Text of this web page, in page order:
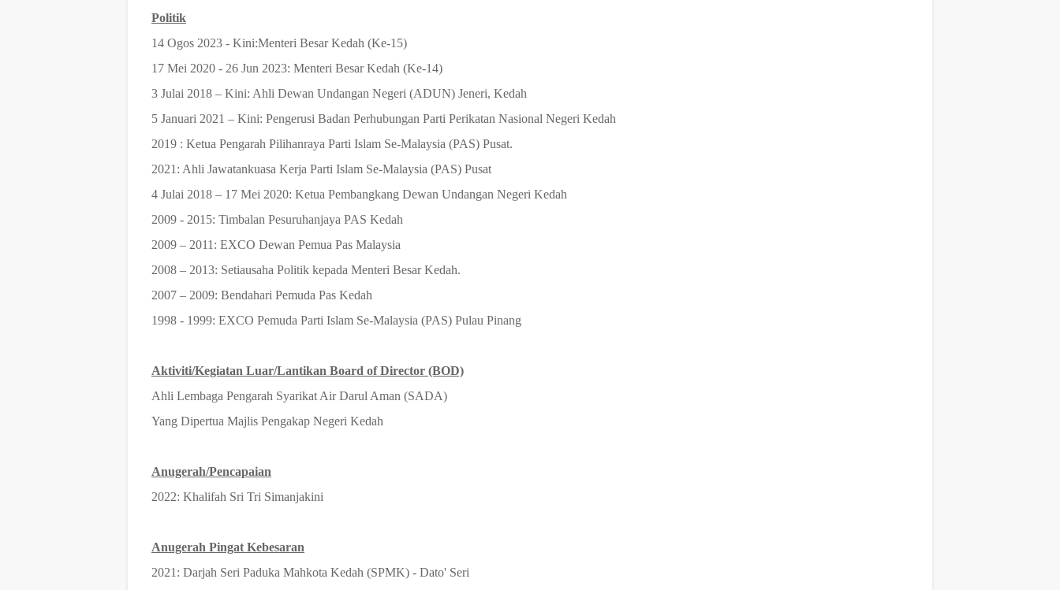
Politik
14 Ogos 2023 - Kini:Menteri Besar Kedah (Ke-15)
17 Mei 2020 - 26 Jun 2023: Menteri Besar Kedah (Ke-14)
3 Julai 2018 – Kini: Ahli Dewan Undangan Negeri (ADUN) Jeneri, Kedah
5 Januari 2021 – Kini: Pengerusi Badan Perhubungan Parti Perikatan Nasional Negeri Kedah
2019 : Ketua Pengarah Pilihanraya Parti Islam Se-Malaysia (PAS) Pusat.
2021: Ahli Jawatankuasa Kerja Parti Islam Se-Malaysia (PAS) Pusat
4 Julai 2018 – 17 Mei 2020: Ketua Pembangkang Dewan Undangan Negeri Kedah
2009 - 2015: Timbalan Pesuruhanjaya PAS Kedah
2009 – 2011: EXCO Dewan Pemua Pas Malaysia
2008 – 2013: Setiausaha Politik kepada Menteri Besar Kedah.
2007 – 2009: Bendahari Pemuda Pas Kedah
1998 - 1999: EXCO Pemuda Parti Islam Se-Malaysia (PAS) Pulau Pinang
Aktiviti/Kegiatan Luar/Lantikan Board of Director (BOD)
Ahli Lembaga Pengarah Syarikat Air Darul Aman (SADA)
Yang Dipertua Majlis Pengakap Negeri Kedah
Anugerah/Pencapaian
2022: Khalifah Sri Tri Simanjakini
Anugerah Pingat Kebesaran
2021: Darjah Seri Paduka Mahkota Kedah (SPMK) - Dato' Seri